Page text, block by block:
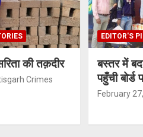
की तक़दीर
Crimes
EDITOR'S
बस्तर में
पहुँची बोर्ड
February